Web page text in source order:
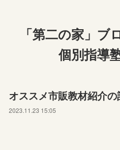
「第二の家」ブ
個別指導
オススメ市販教材紹介の
2023.11.23 15:05